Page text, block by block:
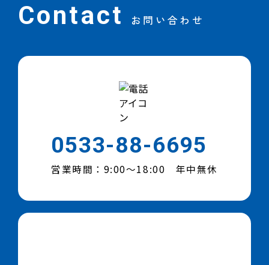
Contact お問い合わせ
0533-88-6695
営業時間：9:00～18:00 年中無休